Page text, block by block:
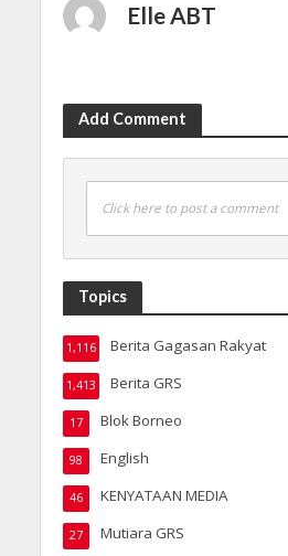
Elle ABT
Add Comment
Click here to post a comment
Topics
Berita Gagasan Rakyat
1,116
Berita GRS
1,413
Blok Borneo
17
English
98
KENYATAAN MEDIA
46
Mutiara GRS
27